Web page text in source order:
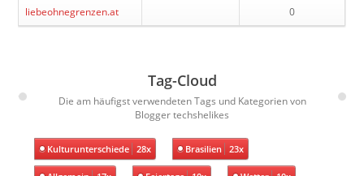
liebeohnegrenzen.at 0
Tag-Cloud
Die am häufigst verwendeten Tags und Kategorien von
Blogger techshelikes
Kulturunterschiede 28x Brasilien 23x